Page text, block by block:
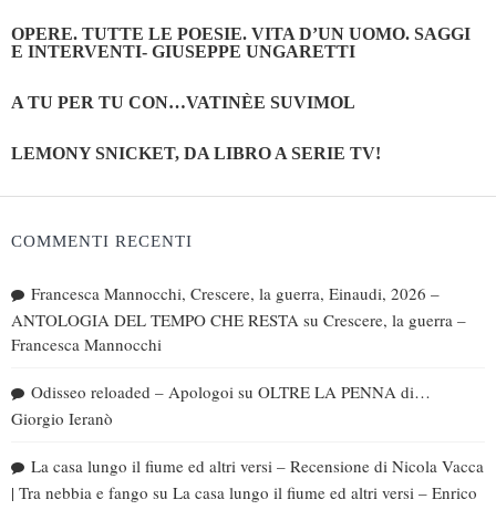
OPERE. TUTTE LE POESIE. VITA D’UN UOMO. SAGGI
E INTERVENTI- GIUSEPPE UNGARETTI
A TU PER TU CON…VATINÈE SUVIMOL
LEMONY SNICKET, DA LIBRO A SERIE TV!
COMMENTI RECENTI
Francesca Mannocchi, Crescere, la guerra, Einaudi, 2026 –
ANTOLOGIA DEL TEMPO CHE RESTA su Crescere, la guerra –
Francesca Mannocchi
Odisseo reloaded – Apologoi su OLTRE LA PENNA di…
Giorgio Ieranò
La casa lungo il fiume ed altri versi – Recensione di Nicola Vacca
| Tra nebbia e fango su La casa lungo il fiume ed altri versi – Enrico